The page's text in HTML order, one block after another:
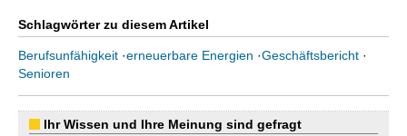
Schlagwörter zu diesem Artikel
Berufsunfähigkeit ·erneuerbare Energien ·Geschäftsbericht ·
Senioren
Ihr Wissen und Ihre Meinung sind gefragt